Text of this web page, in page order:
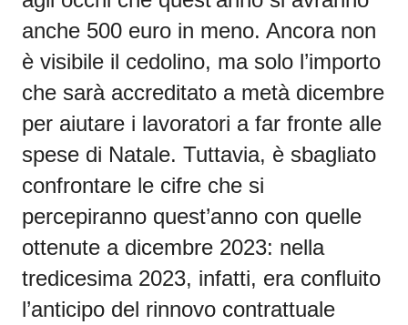
anche 500 euro in meno. Ancora non
è visibile il cedolino, ma solo l’importo
che sarà accreditato a metà dicembre
per aiutare i lavoratori a far fronte alle
spese di Natale. Tuttavia, è sbagliato
confrontare le cifre che si
percepiranno quest’anno con quelle
ottenute a dicembre 2023: nella
tredicesima 2023, infatti, era confluito
l’anticipo del rinnovo contrattuale